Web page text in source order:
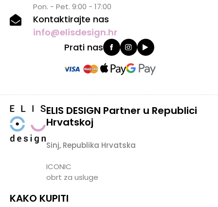
Pon. - Pet. 9:00 - 17:00
Kontaktirajte nas
info@elisdesign.hr
Prati nas
ELIS DESIGN Partner u Republici
Hrvatskoj
Sinj, Republika Hrvatska
ICONIC
obrt za usluge
KAKO KUPITI